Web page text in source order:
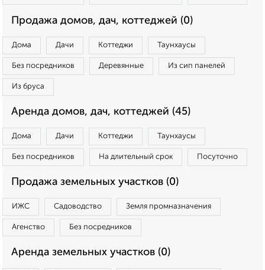
Продажа домов, дач, коттеджей (0)
Дома Дачи Коттеджи Таунхаусы
Без посредников Деревянные Из сип панелей
Из бруса
Аренда домов, дач, коттеджей (45)
Дома Дачи Коттеджи Таунхаусы
Без посредников На длительный срок Посуточно
Продажа земельных участков (0)
ИЖС Садоводство Земля промназначения
Агенство Без посредников
Аренда земельных участков (0)